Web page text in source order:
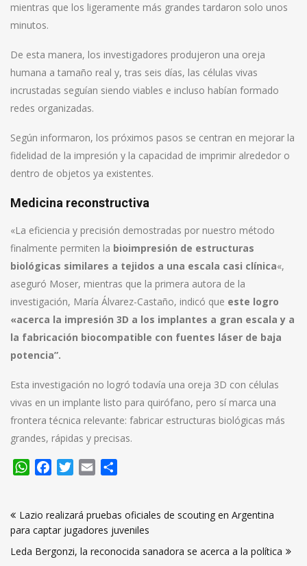
mientras que los ligeramente más grandes tardaron solo unos
minutos.
De esta manera, los investigadores produjeron una oreja
humana a tamaño real y, tras seis días, las células vivas
incrustadas seguían siendo viables e incluso habían formado
redes organizadas.
Según informaron, los próximos pasos se centran en mejorar la
fidelidad de la impresión y la capacidad de imprimir alrededor o
dentro de objetos ya existentes.
Medicina reconstructiva
«La eficiencia y precisión demostradas por nuestro método
finalmente permiten la bioimpresión de estructuras
biológicas similares a tejidos a una escala casi clínica«,
aseguró Moser, mientras que la primera autora de la
investigación, María Álvarez-Castaño, indicó que este logro
«acerca la impresión 3D a los implantes a gran escala y a
la fabricación biocompatible con fuentes láser de baja
potencia”.
Esta investigación no logró todavía una oreja 3D con células
vivas en un implante listo para quirófano, pero sí marca una
frontera técnica relevante: fabricar estructuras biológicas más
grandes, rápidas y precisas.
WhatsApp
FacebookTwitter
Email
de
entradas
Lazio realizará pruebas oficiales de scouting en Argentina
para captar jugadores juveniles
Leda Bergonzi, la reconocida sanadora se acerca a la política